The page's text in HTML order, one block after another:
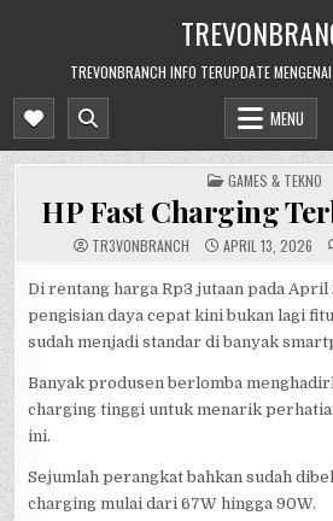
TREVONBRANCH INFO TERUPDATE
MENU
POSTED
IN
GAMES & TEKNO
HP Fast Charging
TR3V0NBRANCH APRIL 13, 2026
Di rentang harga Rp3 jutaan pada
pengisian daya cepat kini bukan lagi
sudah menjadi standar di banyak
Banyak produsen berlomba
charging tinggi untuk menarik
ini.
Sejumlah perangkat bahkan sudah
charging mulai dari 67W hingga 90W.